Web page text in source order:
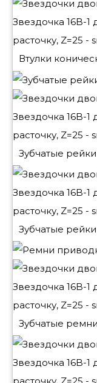
Втулки
Зубчатые
Зубчатые рейки
Зубчатые ремни